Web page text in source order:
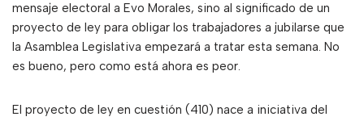
mensaje electoral a Evo Morales, sino al significado de un
proyecto de ley para obligar los trabajadores a jubilarse que
la Asamblea Legislativa empezará a tratar esta semana. No
es bueno, pero como está ahora es peor.
El proyecto de ley en cuestión (410) nace a iniciativa del